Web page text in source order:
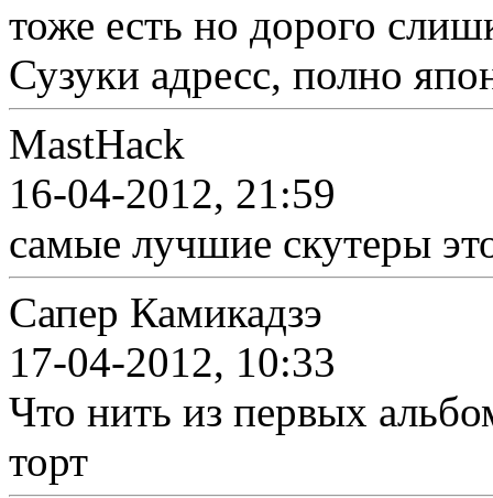
тоже есть но дорого
Сузуки адресс, полно
MastHack
16-04-2012, 21:59
самые лучшие скутеры
Сапер Камикадзэ
17-04-2012, 10:33
Что нить из первых
торт